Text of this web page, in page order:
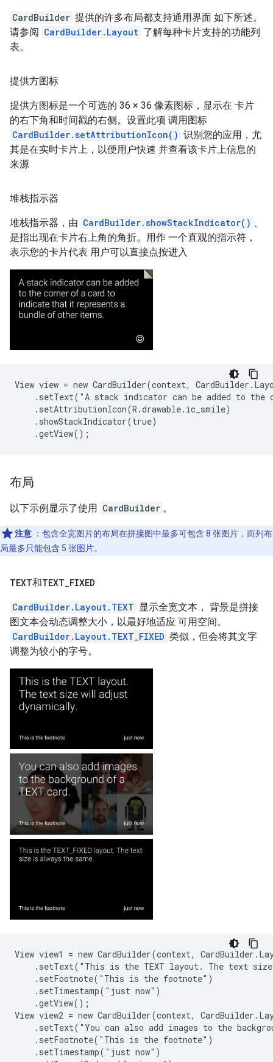
CardBuilder 提供的许多布局都支持通用界面 如下所述。
请参阅 CardBuilder.Layout 了解每种卡片支持的功能列
表。
提供方图标
提供方图标是一个可选的 36 × 36 像素图标，显示在 卡片
的右下角和时间戳的右侧。设置此项 调用图标
CardBuilder.setAttributionIcon() 识别您的应用，尤
其是在实时卡片上，以便用户快速 并查看该卡片上信息的
来源
堆栈指示器
堆栈指示器，由 CardBuilder.showStackIndicator() 、
是指出现在卡片右上角的角折。用作 一个直观的指示符，
表示您的卡片代表 用户可以直接点按进入
View view = new CardBuilder(context,
.setText("A stack indicator can be added to the
    .setAttributionIcon(R.drawable.ic_smile)
    .showStackIndicator(true)
布局
以下示例显示了使用 CardBuilder 。
注意 ：包含全宽图片的布局在拼接图中最多可包含 8 张图片，而列布
局最多只能包含 5 张图片。
TEXT和TEXT_FIXED
CardBuilder.Layout.TEXT 显示全宽文本， 背景是拼接
图文本会动态调整大小，以最好地适应 可用空间。
CardBuilder.Layout.TEXT_FIXED 类似，但会将其文字
调整为较小的字号。
View view1 = new CardBuilder(context,
.setText("This is the TEXT layout. The text
    .setFootnote("This is the footnote")
    .setTimestamp("just now")
    .getView();
View view2 = new CardBuilder(context,
.setText("You can also add images to the
    .setFootnote("This is the footnote")
    .setTimestamp("just now")